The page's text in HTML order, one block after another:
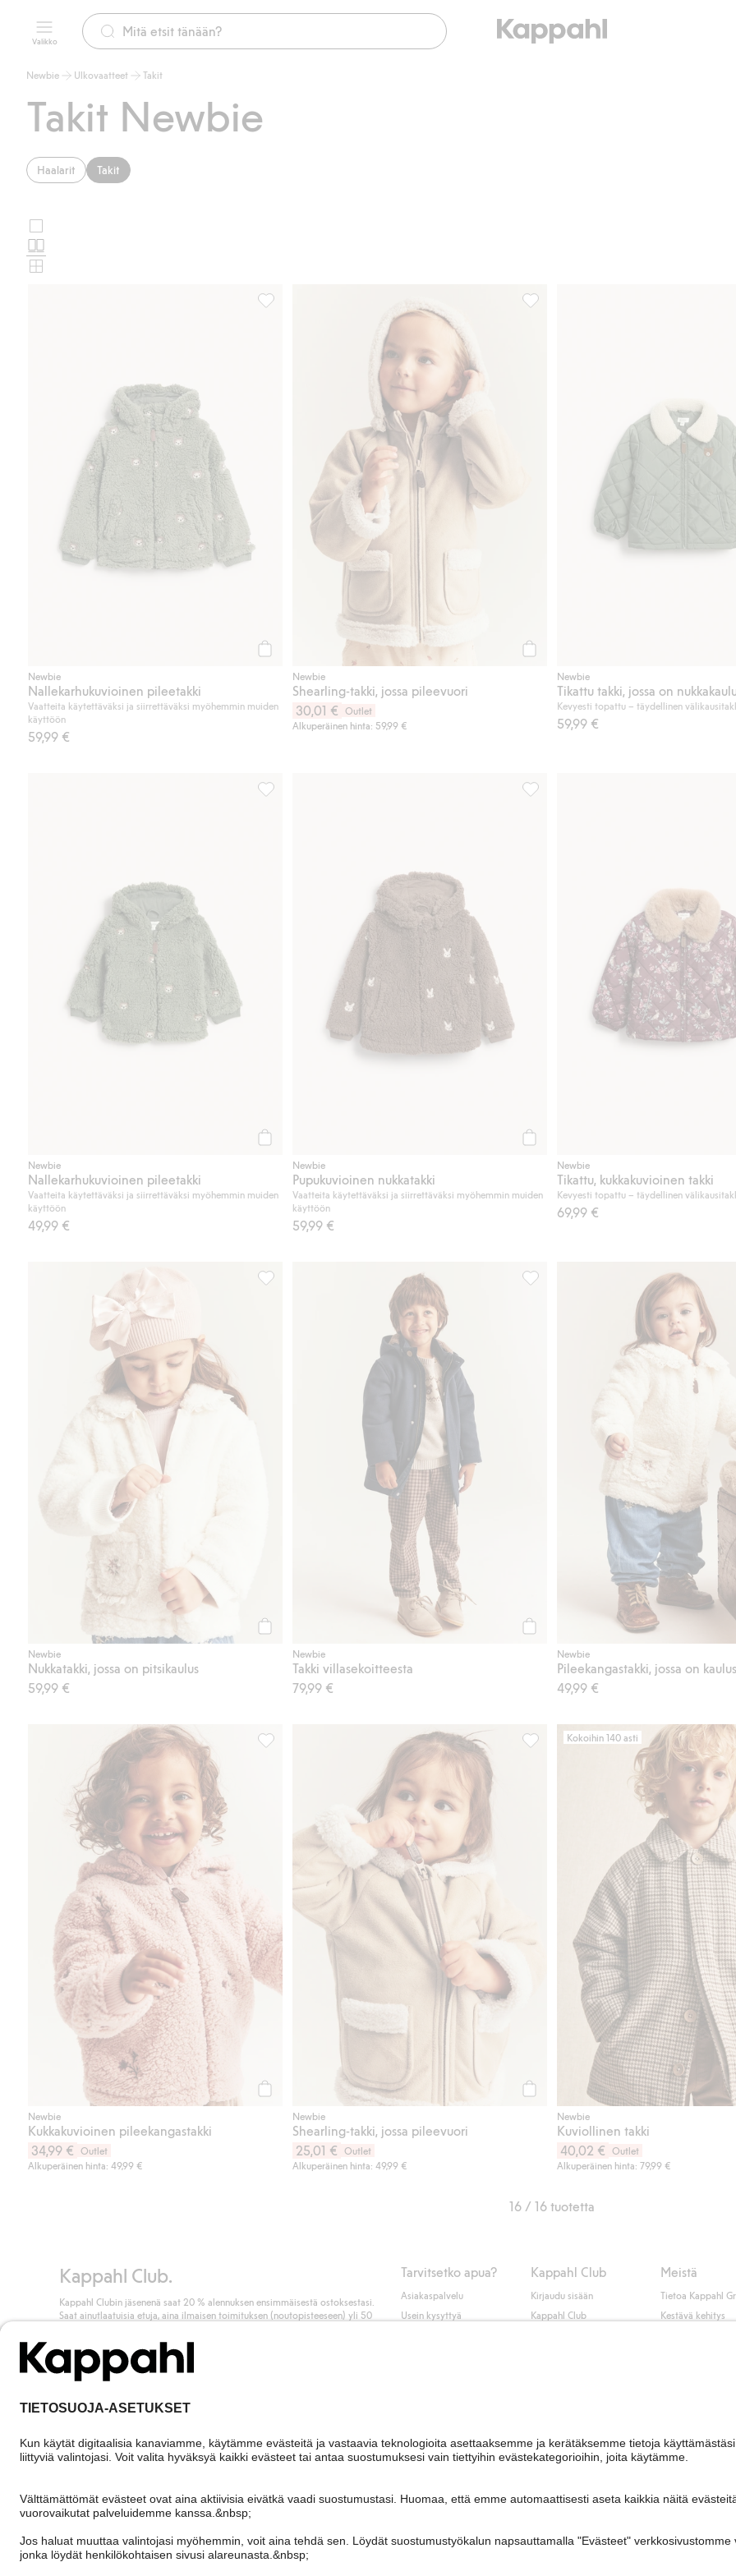
Valikko
Newbie Ulkovaatteet Takit
Takit Newbie
Haalarit Takit
Valitse
tuotekortin
Newbie
Nallekarhukuvioinen pileetakki
Vaatteita käytettäväksi ja siirrettäväksi myöhemmin muiden
käyttöön
59,99 €
Nallekarhukuvioinen pileetakki, Lisää suosikkeihin
Newbie
Shearling-takki, jossa pileevuori
30,01 €
Outlet
Alkuperäinen hinta: 59,99 €
Newbie
Tikattu takki, jossa on
Kevyesti topattu – täydellinen
59,99 €
Newbie
Nallekarhukuvioinen pileetakki
Vaatteita käytettäväksi ja siirrettäväksi myöhemmin muiden
käyttöön
49,99 €
Newbie
Pupukuvioinen nukkatakki
Vaatteita käytettäväksi ja siirrettäväksi myöhemmin muiden
käyttöön
59,99 €
Newbie
Tikattu, kukkakuvioinen takki
Kevyesti topattu – täydellinen
69,99 €
Newbie
Nukkatakki, jossa on pitsikaulus
59,99 €
Nukkatakki, jossa on pitsikaulus, Lisää suosikkeihin
Newbie
Takki villasekoitteesta
79,99 €
Takki villasekoitteesta, Lisää
Newbie
Pileekangastakki, jossa on
49,99 €
Newbie
Kukkakuvioinen pileekangastakki
34,99 €
Outlet
Alkuperäinen hinta: 49,99 €
Kukkakuvioinen pileekangastakki, Lisää suosikkeihin
Newbie
Shearling-takki, jossa pileevuori
25,01 €
Outlet
Alkuperäinen hinta: 49,99 €
Shearling-takki, jossa pileevuori, Lisää
Kokoihin 140 asti
Newbie
Kuviollinen takki
40,02 €
Outlet
Alkuperäinen hinta: 79,99 €
16 / 16 tuotetta
Kappahl Club.
Kappahl Clubin jäsenenä saat 20 % alennuksen ensimmäisestä ostoksestasi.
Saat ainutlaatuisia etuja, aina ilmaisen toimituksen (noutopisteeseen) yli 50
Liity jäseneksi
Tarvitsetko apua?
Asiakaspalvelu
Usein kysyttyä
Peru ostoksesi
Kappahl Club
Kirjaudu sisään
Kappahl Club
Meistä
Tietoa Kappahl
Kestävä kehitys
Finland Vaihda maata
Cookies